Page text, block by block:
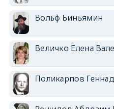
Вольф Биньямин
Величко Елена
Поликарпов